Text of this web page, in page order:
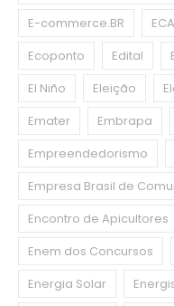
E-commerce.BR
Ecoponto
Edital
El Niño
Eleição
Emater
Embrapa
Empreendedorismo
Empresa Brasil de
Encontro de Apicultores
Enem dos Concursos
Energia Solar